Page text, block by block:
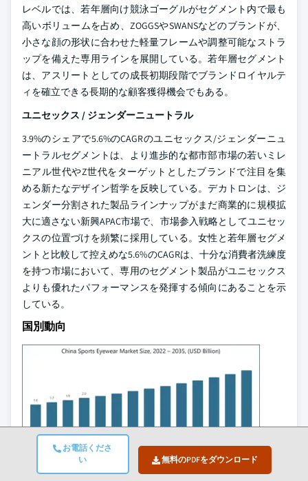
お電話くださ
い
無料のPDFをダウンロード
レベルでは、若年層向け競泳ゴーグルがセグメント内で最も
高いボリュームを占め、ZOGGSやSWANSなどのブランドが、
小さな顔の形状に合わせた軽量フレームや調整可能なストラ
ップを備えた専用ラインを展開している。若年層セグメント
は、アスリートとしての成長初期段階でブランドロイヤルテ
ィを確立できる長期的な顧客獲得機会でもある。
ユニセックス / ジェンダーニュートラル
3.9%のシェアで5.6%のCAGRのユニセックス/ジェンダーニュ
ートラルセグメントは、より進歩的な都市部市場の若いミレ
ニアル世代やZ世代をターゲットとしたブランドで注目を集
める新たなデザイン哲学を反映している。デカトロンは、ジ
ェンダー分割された製品ラインナップがまだ商業的に規模拡
大に適さない新興APAC市場で、市場参入戦略としてユニセッ
クスの位置づけを頻繁に採用している。女性と若年層セグメ
ントと比較して控えめな5.6%のCAGRは、十分な消費者洗練度
を持つ市場において、専用のセグメント製品がユニセックス
よりも優れたパフォーマンスを発揮する傾向にあることを示
している。
国別動向
この市場を形成する主要なセグメントについ
て詳しく知る